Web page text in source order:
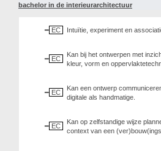
bachelor in de interieurarchitectuur
EC Intuïtie, experiment en
EC
Kan bij het ontwerpen met
kleur, vorm en
EC
Kan een ontwerp
digitale als handmatige.
EC
Kan op zelfstandige wijze
context van een